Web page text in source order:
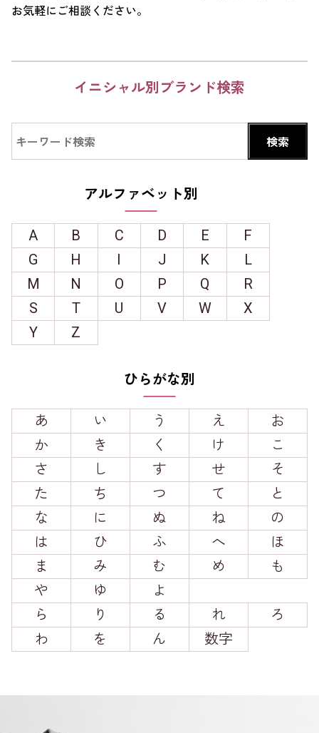
お気軽にご相談ください。
イニシャル別ブランド検索
アルファベット別
A B C D E
F
G
H I J K
L
M
N O P Q
R
S
T U V W
X
Y
Z
ひらがな別
あ い う え
お
か
き く け
こ
さ
し す せ
そ
た
ち つ て
と
な
に ぬ ね
の
は
ひ ふ へ
ほ
ま
み む め
も
や
ゆ
よ
ら
り る れ
ろ
わ
を ん 数字